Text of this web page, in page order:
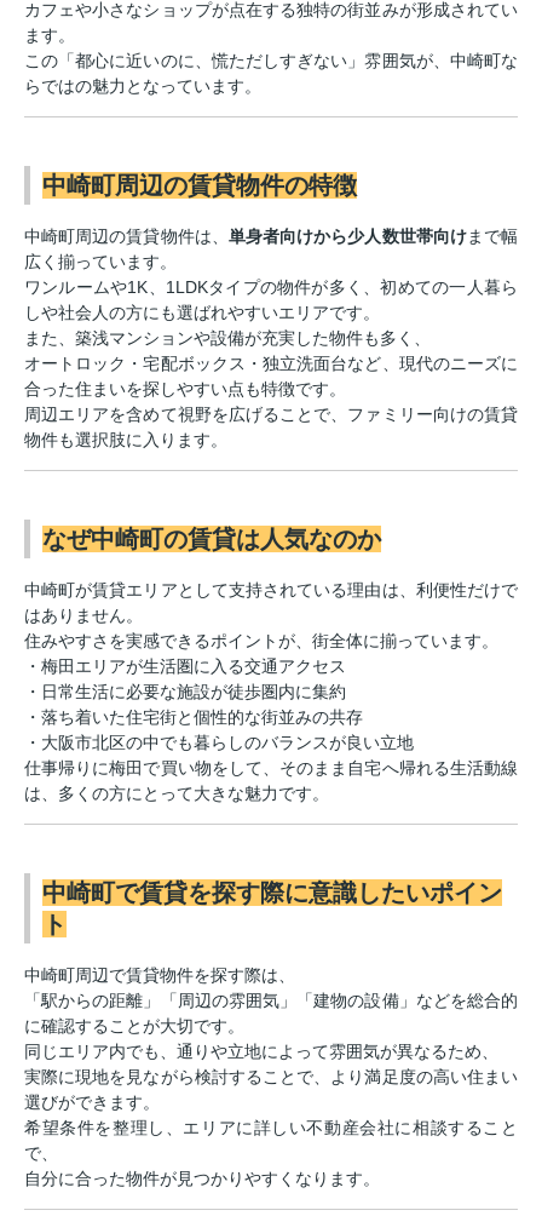
カフェや小さなショップが点在する独特の街並みが形成されてい
ます。
この「都心に近いのに、慌ただしすぎない」雰囲気が、中崎町な
らではの魅力となっています。
中崎町周辺の賃貸物件の特徴
中崎町周辺の賃貸物件は、 単身者向けから少人数世帯向けまで幅
広く揃っています。
ワンルームや1K、1LDKタイプの物件が多く、初めての一人暮ら
しや社会人の方にも選ばれやすいエリアです。
また、築浅マンションや設備が充実した物件も多く、
オートロック・宅配ボックス・独立洗面台など、現代のニーズに
合った住まいを探しやすい点も特徴です。
周辺エリアを含めて視野を広げることで、ファミリー向けの賃貸
物件も選択肢に入ります。
なぜ中崎町の賃貸は人気なのか
中崎町が賃貸エリアとして支持されている理由は、利便性だけで
はありません。
住みやすさを実感できるポイントが、街全体に揃っています。
・梅田エリアが生活圏に入る交通アクセス
・日常生活に必要な施設が徒歩圏内に集約
・落ち着いた住宅街と個性的な街並みの共存
・大阪市北区の中でも暮らしのバランスが良い立地
仕事帰りに梅田で買い物をして、そのまま自宅へ帰れる生活動線
は、多くの方にとって大きな魅力です。
中崎町で賃貸を探す際に意識したいポイン
ト
中崎町周辺で賃貸物件を探す際は、
「駅からの距離」「周辺の雰囲気」「建物の設備」などを総合的
に確認することが大切です。
同じエリア内でも、通りや立地によって雰囲気が異なるため、
実際に現地を見ながら検討することで、より満足度の高い住まい
選びができます。
希望条件を整理し、エリアに詳しい不動産会社に相談すること
で、
自分に合った物件が見つかりやすくなります。